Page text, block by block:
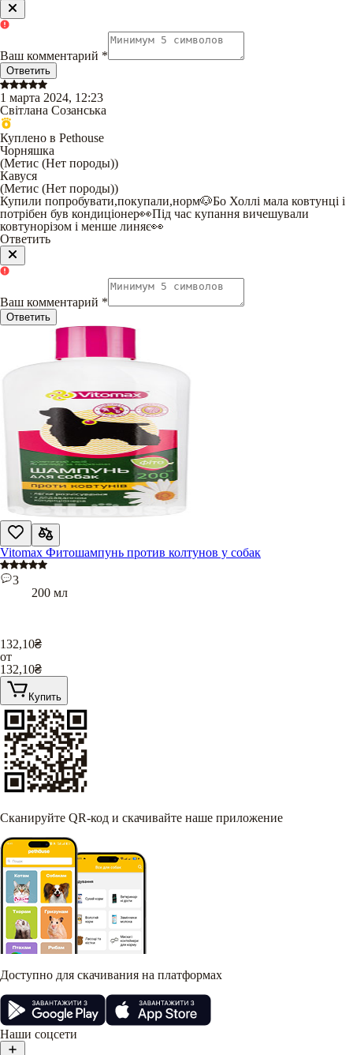
Ваш комментарий *
Ответить
1 марта 2024, 12:23
Світлана Созанська
Куплено в Pethouse
Чорняшка
(Метис (Нет породы))
Кавуся
(Метис (Нет породы))
Купили попробувати,покупали,норм🐶Бо Холлі мала ковтунці і
потрібен був кондиціонер👀Під час купання вичешували
ковтунорізом і менше линяє👀
Ответить
Ваш комментарий *
Ответить
Vitomax Фитошампунь против колтунов у собак
3
200 мл
132,10₴
от
132,10₴
Купить
Сканируйте QR-код и скачивайте наше приложение
Доступно для скачивания на платформах
Наши соцсети